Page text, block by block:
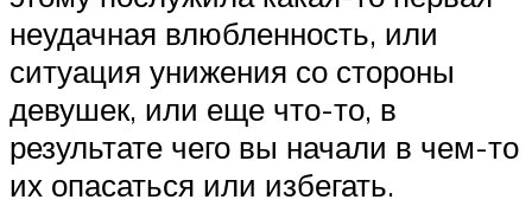
неудачная влюбленность, или
ситуация унижения со стороны
девушек, или еще что-то, в
результате чего вы начали в чем-то
их опасаться или избегать.